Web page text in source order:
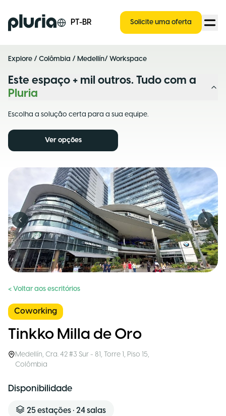
Logo Pluria PT-BR Solicite uma oferta
Explore / Colômbia / Medellín/ Workspace
Este espaço + mil outros. Tudo com a
Pluria
Escolha a solução certa para a sua equipe.
Ver opções
Previous slide Next
< Voltar aos escritórios
Coworking
Tinkko Milla de Oro
Medellín, Cra. 42 #3 Sur - 81, Torre 1, Piso 15,
Colômbia
Disponibilidade
25estações • 24salas